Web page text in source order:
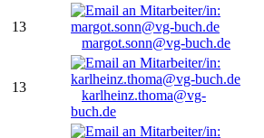
13
margot.sonn@vg-buch.de
13
karlheinz.thoma@vg-
buch.de